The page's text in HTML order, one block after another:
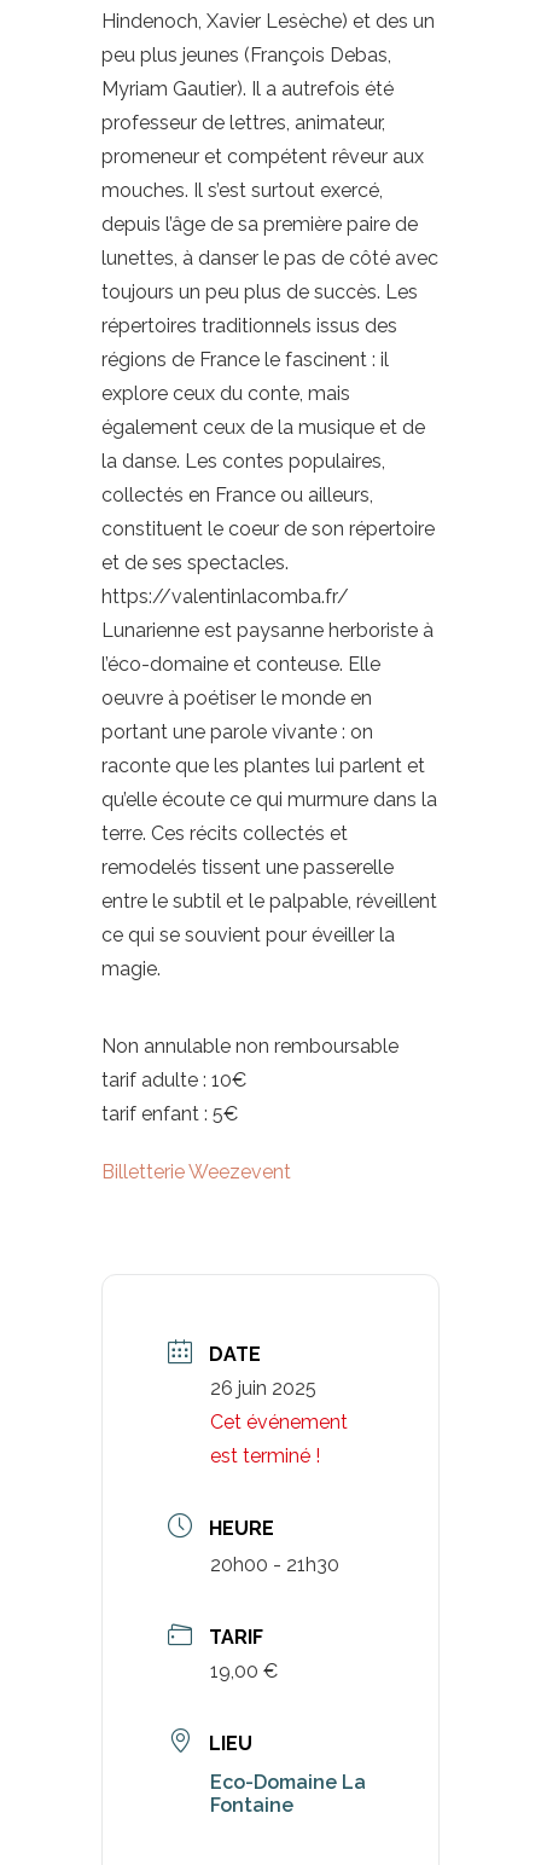
Hindenoch, Xavier Lesèche) et des un
peu plus jeunes (François Debas,
Myriam Gautier). Il a autrefois été
professeur de lettres, animateur,
promeneur et compétent rêveur aux
mouches. Il s’est surtout exercé,
depuis l’âge de sa première paire de
lunettes, à danser le pas de côté avec
toujours un peu plus de succès. Les
répertoires traditionnels issus des
régions de France le fascinent : il
explore ceux du conte, mais
également ceux de la musique et de
la danse. Les contes populaires,
collectés en France ou ailleurs,
constituent le coeur de son répertoire
et de ses spectacles.
https://valentinlacomba.fr/
Lunarienne est paysanne herboriste à
l’éco-domaine et conteuse. Elle
oeuvre à poétiser le monde en
portant une parole vivante : on
raconte que les plantes lui parlent et
qu’elle écoute ce qui murmure dans la
terre. Ces récits collectés et
remodelés tissent une passerelle
entre le subtil et le palpable, réveillent
ce qui se souvient pour éveiller la
magie.
Non annulable non remboursable
tarif adulte : 10€
tarif enfant : 5€
Billetterie Weezevent
DATE
26 juin 2025
Cet événement
est terminé !
HEURE
20h00 - 21h30
TARIF
19,00 €
LIEU
Eco-Domaine La
Fontaine